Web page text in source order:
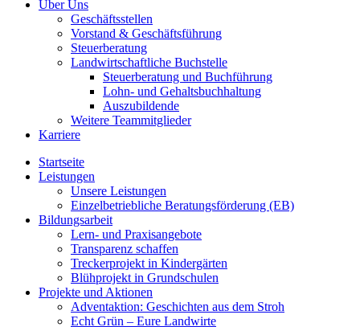
Über Uns
Geschäftsstellen
Vorstand & Geschäftsführung
Steuerberatung
Landwirtschaftliche Buchstelle
Steuerberatung und Buchführung
Lohn- und Gehaltsbuchhaltung
Auszubildende
Weitere Teammitglieder
Karriere
Startseite
Leistungen
Unsere Leistungen
Einzelbetriebliche Beratungsförderung (EB)
Bildungsarbeit
Lern- und Praxisangebote
Transparenz schaffen
Treckerprojekt in Kindergärten
Blühprojekt in Grundschulen
Projekte und Aktionen
Adventaktion: Geschichten aus dem Stroh
Echt Grün – Eure Landwirte